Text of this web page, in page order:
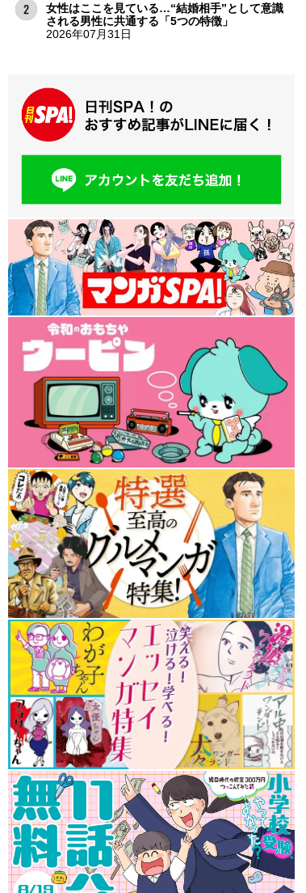
女性はここを見ている…“結婚相手”として意識
される男性に共通する「5つの特徴」
2026年07月31日